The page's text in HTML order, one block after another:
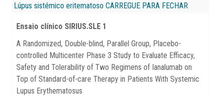
Lúpus sistémico eritematoso CARREGUE PARA FECHAR
Ensaio clínico SIRIUS.SLE 1
A Randomized, Double-blind, Parallel Group, Placebo-
controlled Multicenter Phase 3 Study to Evaluate Efficacy,
Safety and Tolerability of Two Regimens of Ianalumab on
Top of Standard-of-care Therapy in Patients With Systemic
Lupus Erythematosus